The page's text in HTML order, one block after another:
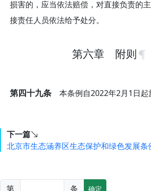
损害的，应当依法赔偿，对直接负责的
接责任人员依法给予处分。
第六章 附则
第四十九条 本条例自2022年2月1日起
下一篇
北京市生态涵养区生态保护和绿色发展条
第 条 确定